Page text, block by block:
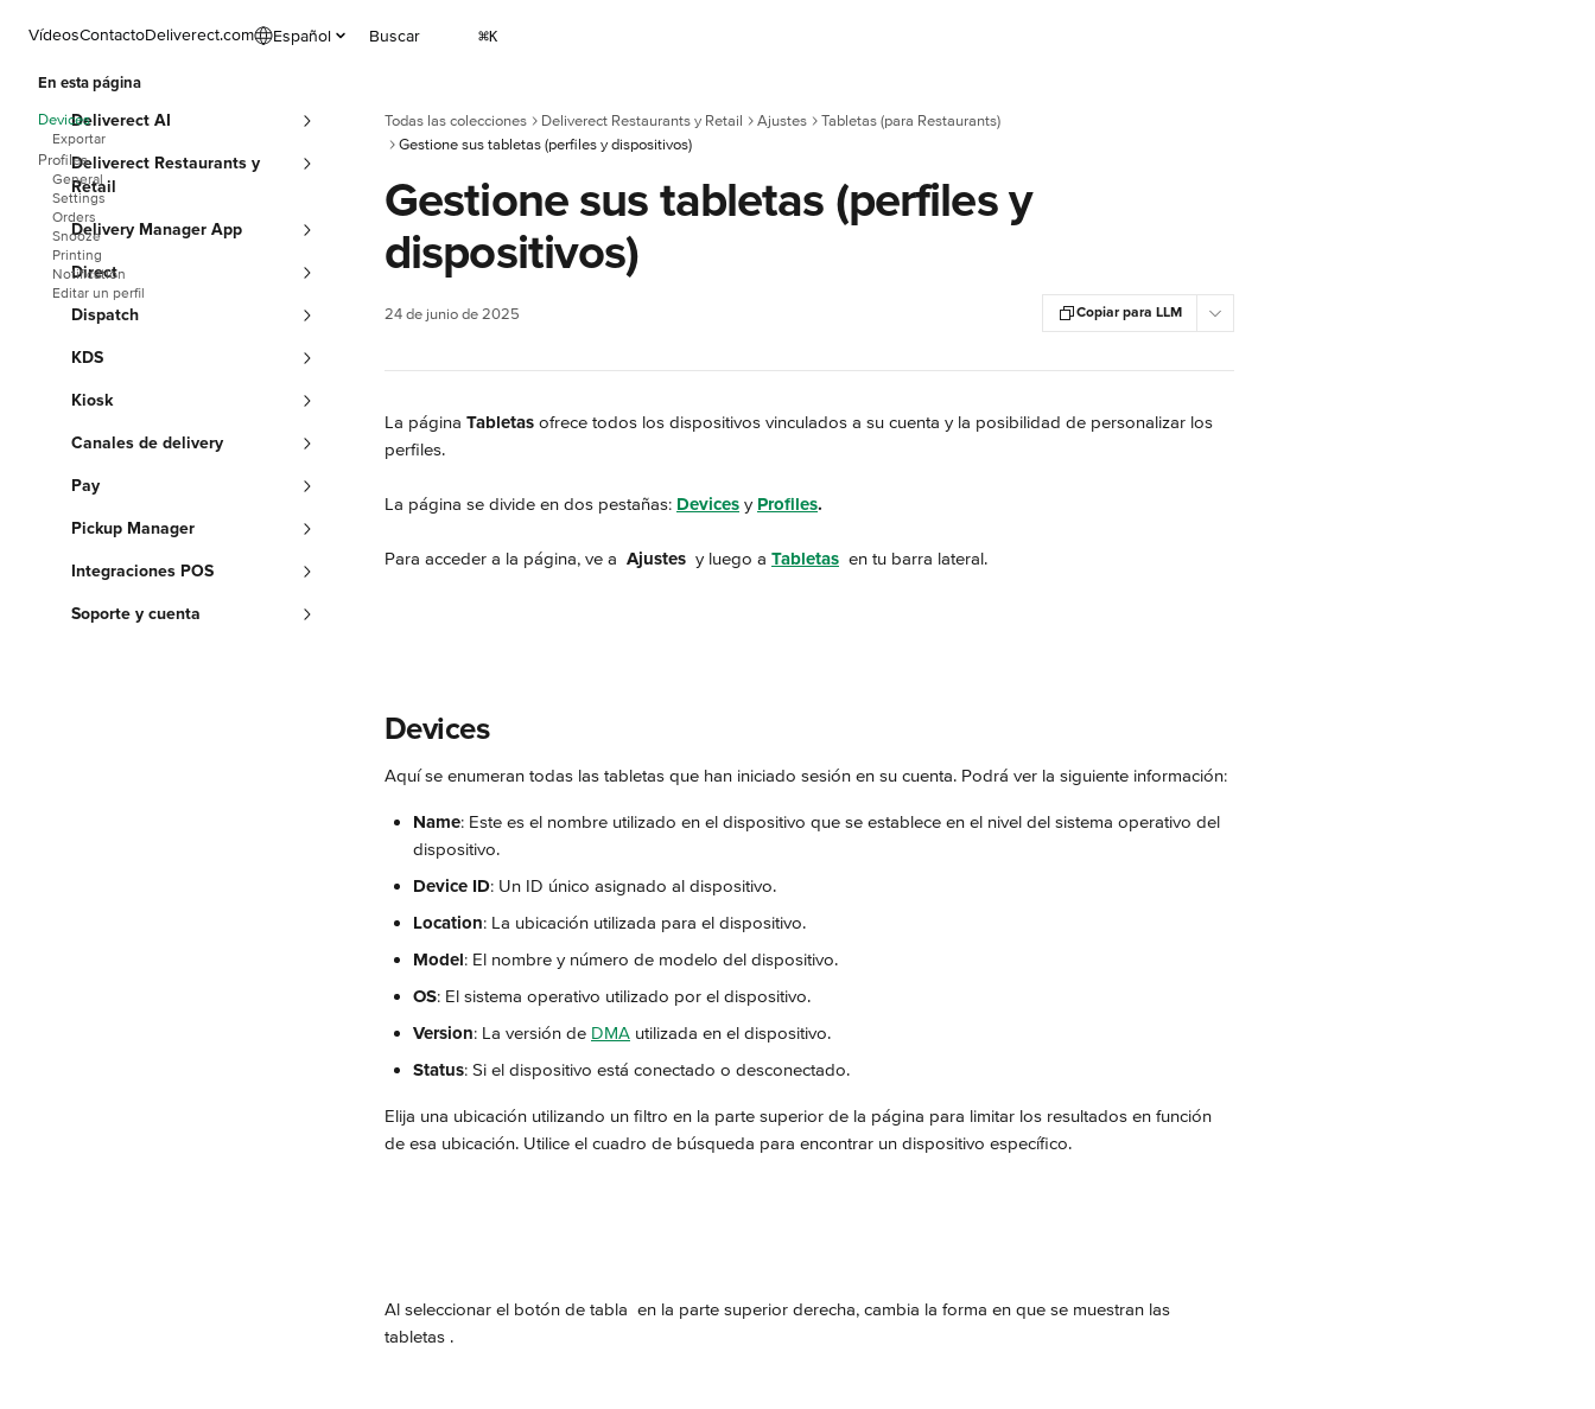
VídeosContactoDeliverect.com Español Buscar ⌘K
Deliverect AI
Deliverect Restaurants y
Retail
Delivery Manager App
Direct
Dispatch
KDS
Kiosk
Canales de delivery
Pay
Pickup Manager
Integraciones POS
Soporte y cuenta
Todas las colecciones Deliverect Restaurants y Retail Ajustes
Tabletas (para Restaurants)
Gestione sus tabletas (perfiles y dispositivos)
Gestione sus tabletas (perfiles y
dispositivos)
24 de junio de 2025 Copiar para LLM
La página Tabletas ofrece todos los dispositivos vinculados a su cuenta y la posibilidad de personalizar los
perfiles.
La página se divide en dos pestañas: Devices y Profiles.
Para acceder a la página, ve a Ajustes y luego a Tabletas en tu barra lateral.
Devices
Aquí se enumeran todas las tabletas que han iniciado sesión en su cuenta. Podrá ver la siguiente información:
Name: Este es el nombre utilizado en el dispositivo que se establece en el nivel del sistema operativo del
dispositivo.
Device ID: Un ID único asignado al dispositivo.
Location: La ubicación utilizada para el dispositivo.
Model: El nombre y número de modelo del dispositivo.
OS: El sistema operativo utilizado por el dispositivo.
Version: La versión de DMA utilizada en el dispositivo.
Status: Si el dispositivo está conectado o desconectado.
Elija una ubicación utilizando un filtro en la parte superior de la página para limitar los resultados en función
de esa ubicación. Utilice el cuadro de búsqueda para encontrar un dispositivo específico.
Al seleccionar el botón de tabla en la parte superior derecha, cambia la forma en que se muestran las
tabletas .
En esta página
Devices
Exportar
Profiles
General
Settings
Orders
Snooze
Printing
Notification
Editar un perfil